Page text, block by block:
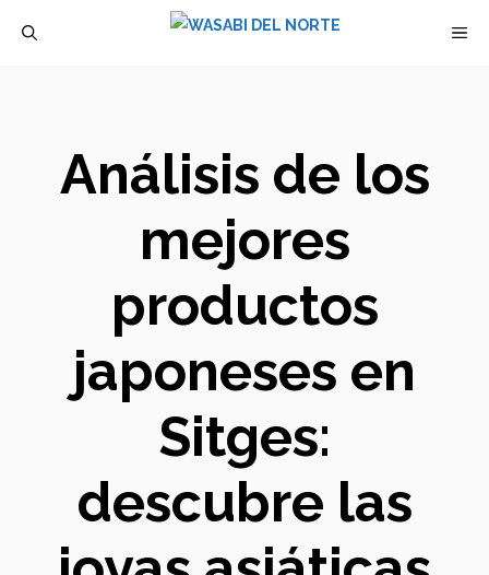
Análisis de los
mejores
productos
japoneses en
Sitges:
descubre las